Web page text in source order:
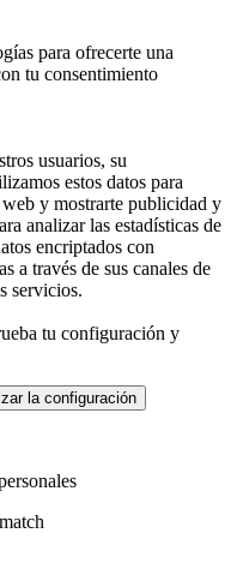
para ofrecerte una
tu consentimiento
usuarios, su
estos datos para
y mostrarte publicidad y
analizar las estadísticas de
encriptados con
a través de sus canales de
servicios.
tu configuración y
la configuración